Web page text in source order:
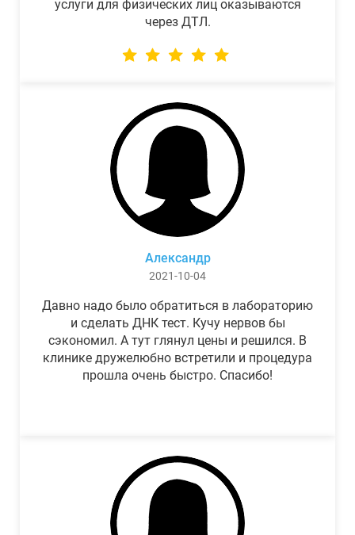
услуги для физических лиц оказываются
через ДТЛ.
Александр
2021-10-04
Давно надо было обратиться в лабораторию
и сделать ДНК тест. Кучу нервов бы
сэкономил. А тут глянул цены и решился. В
клинике дружелюбно встретили и процедура
прошла очень быстро. Спасибо!